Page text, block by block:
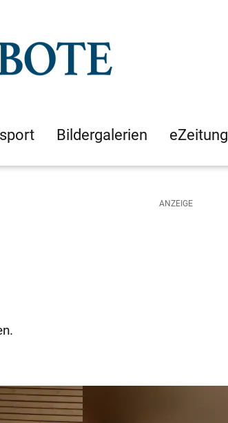
Bildergalerien eZeitung